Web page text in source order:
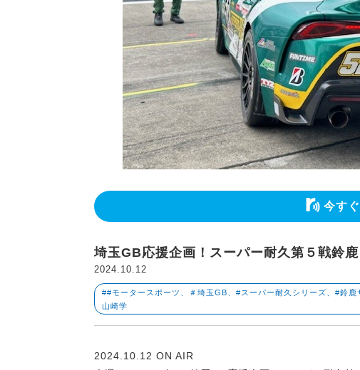
今す
埼玉GB応援企画！スーパー耐久第５戦鈴
2024.10.12
##モータースポーツ、＃埼玉GB、#スーパー耐久シリーズ、#鈴
山崎学
2024.10.12 ON AIR